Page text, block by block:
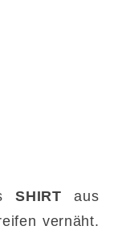
SHIRT aus
vernäht.